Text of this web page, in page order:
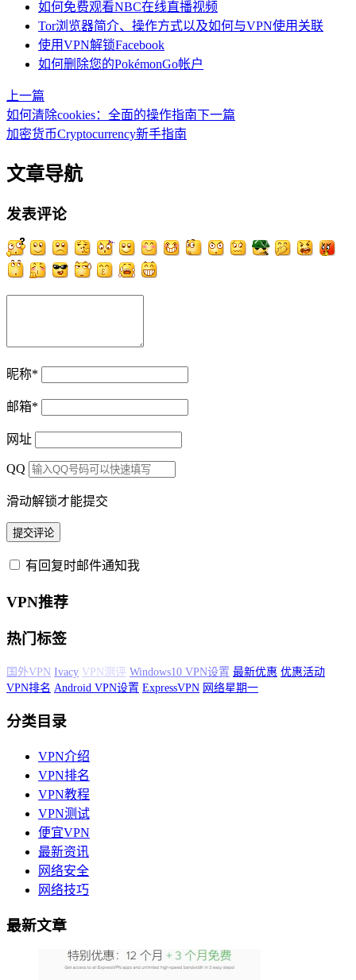
如何免费观看NBC在线直播视频
Tor浏览器简介、操作方式以及如何与VPN使用关联
使用VPN解锁Facebook
如何删除您的PokémonGo帐户
上一篇
如何清除cookies：全面的操作指南下一篇
加密货币Cryptocurrency新手指南
文章导航
发表评论
昵称*
邮箱*
网址
QQ
滑动解锁才能提交
有回复时邮件通知我
VPN推荐
热门标签
黑五特惠 VyprVPN PureVPN Windows10 VPN设置 最新优惠 优惠活动
VPN排名 Android VPN设置 ExpressVPN 网络星期一
分类目录
VPN介绍
VPN排名
VPN教程
VPN测试
便宜VPN
最新资讯
网络安全
网络技巧
最新文章